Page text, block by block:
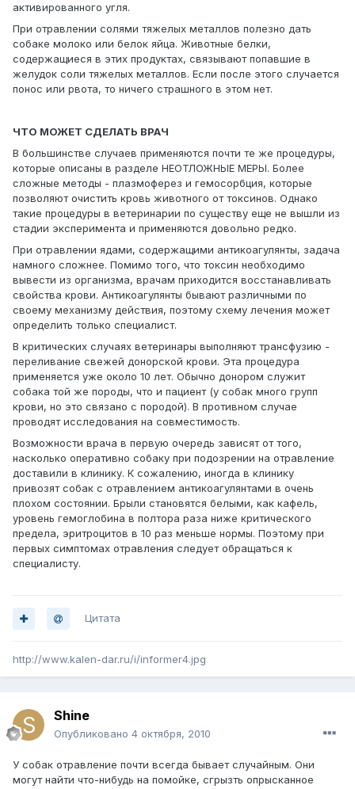
активированного угля.
При отравлении солями тяжелых металлов полезно дать
собаке молоко или белок яйца. Животные белки,
содержащиеся в этих продуктах, связывают попавшие в
желудок соли тяжелых металлов. Если после этого случается
понос или рвота, то ничего страшного в этом нет.
ЧТО МОЖЕТ СДЕЛАТЬ ВРАЧ
В большинстве случаев применяются почти те же процедуры,
которые описаны в разделе НЕОТЛОЖНЫЕ МЕРЫ. Более
сложные методы - плазмоферез и гемосорбция, которые
позволяют очистить кровь животного от токсинов. Однако
такие процедуры в ветеринарии по существу еще не вышли из
стадии эксперимента и применяются довольно редко.
При отравлении ядами, содержащими антикоагулянты, задача
намного сложнее. Помимо того, что токсин необходимо
вывести из организма, врачам приходится восстанавливать
свойства крови. Антикоагулянты бывают различными по
своему механизму действия, поэтому схему лечения может
определить только специалист.
В критических случаях ветеринары выполняют трансфузию -
переливание свежей донорской крови. Эта процедура
применяется уже около 10 лет. Обычно донором служит
собака той же породы, что и пациент (у собак много групп
крови, но это связано с породой). В противном случае
проводят исследования на совместимость.
Возможности врача в первую очередь зависят от того,
насколько оперативно собаку при подозрении на отравление
доставили в клинику. К сожалению, иногда в клинику
привозят собак с отравлением антикоагулянтами в очень
плохом состоянии. Брыли становятся белыми, как кафель,
уровень гемоглобина в полтора раза ниже критического
предела, эритроцитов в 10 раз меньше нормы. Поэтому при
первых симптомах отравления следует обращаться к
специалисту.
Цитата
http://www.kalen-dar.ru/i/informer4.jpg
Shine
Опубликовано 4 октября, 2010
У собак отравление почти всегда бывает случайным. Они
могут найти что-нибудь на помойке, сгрызть опрысканное